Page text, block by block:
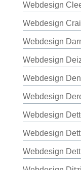
Webdesign
Webdesign
Webdesign
Webdesign
Webdesign
Webdesign
Webdesign
Webdesign
Webdesign